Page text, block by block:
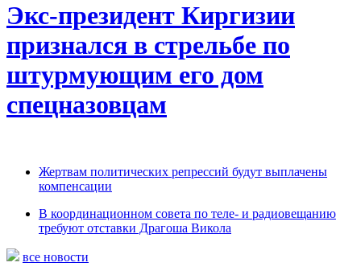
Экс-президент Киргизии
признался в стрельбе по
штурмующим его дом
спецназовцам
Жертвам политических репрессий будут выплачены
компенсации
В координационном совета по теле- и радиовещанию
требуют отставки Драгоша Викола
все новости